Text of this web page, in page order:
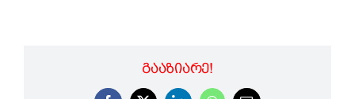
ᲒᲐᲐᲖᲘᲐᲠᲔ!